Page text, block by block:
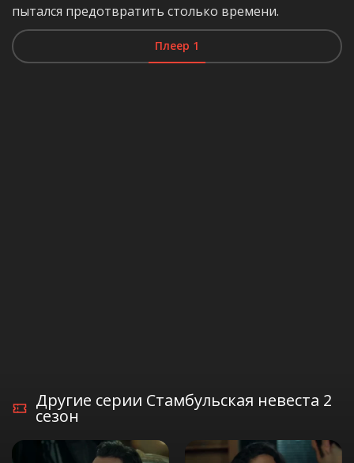
пытался предотвратить столько времени.
Плеер 1
Другие серии Стамбульская невеста 2
сезон